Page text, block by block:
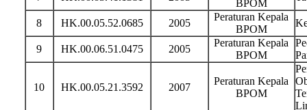
BPOM
8 HK.00.05.52.0685 2005
Peraturan Kepala
BPOM
9 HK.00.06.51.0475 2005
Peraturan Kepala
BPOM
10 HK.00.05.21.3592 2007
Peraturan Kepala
BPOM